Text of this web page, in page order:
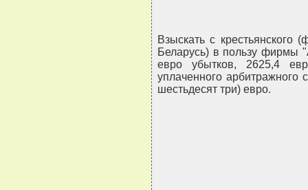
Взыскать с крестьянского
Беларусь) в пользу фирмы
евро убытков, 2625,4
уплаченного арбитражного
шестьдесят три) евро.